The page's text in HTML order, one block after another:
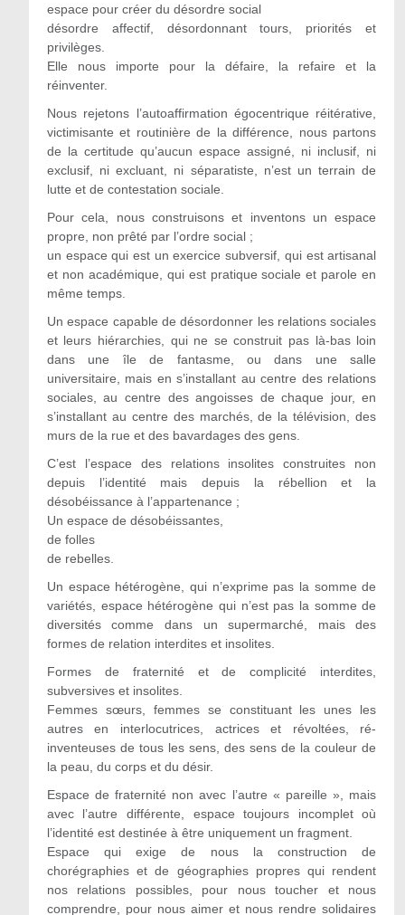
espace pour créer du désordre social
désordre affectif, désordonnant tours, priorités et
privilèges.
Elle nous importe pour la défaire, la refaire et la
réinventer.
Nous rejetons l’autoaffirmation égocentrique réitérative,
victimisante et routinière de la différence, nous partons
de la certitude qu’aucun espace assigné, ni inclusif, ni
exclusif, ni excluant, ni séparatiste, n’est un terrain de
lutte et de contestation sociale.
Pour cela, nous construisons et inventons un espace
propre, non prêté par l’ordre social ;
un espace qui est un exercice subversif, qui est artisanal
et non académique, qui est pratique sociale et parole en
même temps.
Un espace capable de désordonner les relations sociales
et leurs hiérarchies, qui ne se construit pas là-bas loin
dans une île de fantasme, ou dans une salle
universitaire, mais en s’installant au centre des relations
sociales, au centre des angoisses de chaque jour, en
s’installant au centre des marchés, de la télévision, des
murs de la rue et des bavardages des gens.
C’est l’espace des relations insolites construites non
depuis l’identité mais depuis la rébellion et la
désobéissance à l’appartenance ;
Un espace de désobéissantes,
de folles
de rebelles.
Un espace hétérogène, qui n’exprime pas la somme de
variétés, espace hétérogène qui n’est pas la somme de
diversités comme dans un supermarché, mais des
formes de relation interdites et insolites.
Formes de fraternité et de complicité interdites,
subversives et insolites.
Femmes sœurs, femmes se constituant les unes les
autres en interlocutrices, actrices et révoltées, ré-
inventeuses de tous les sens, des sens de la couleur de
la peau, du corps et du désir.
Espace de fraternité non avec l’autre « pareille », mais
avec l’autre différente, espace toujours incomplet où
l’identité est destinée à être uniquement un fragment.
Espace qui exige de nous la construction de
chorégraphies et de géographies propres qui rendent
nos relations possibles, pour nous toucher et nous
comprendre, pour nous aimer et nous rendre solidaires